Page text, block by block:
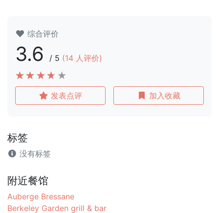
综合评价
3.6 / 5 (14 人评价)
发表点评 加入收藏
标签
没有标签
附近餐馆
Auberge Bressane
Berkeley Garden grill & bar